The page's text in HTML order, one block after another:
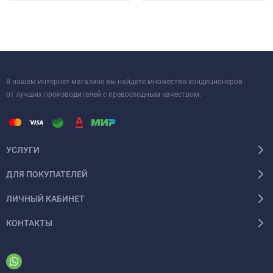
В нашем интернет-магазине вы найдете множество кондиционеров
от лучших производителей с превосходным качеством.
УСЛУГИ
ДЛЯ ПОКУПАТЕЛЕЙ
ЛИЧНЫЙ КАБИНЕТ
КОНТАКТЫ